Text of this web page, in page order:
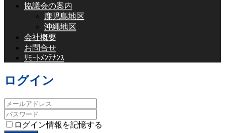
協議会の案内
鹿児島地区
沖縄地区
会社概要
お問合せ
ﾘﾓｰﾄﾒﾝﾃﾅﾝｽ
ログイン
ログイン情報を記憶する